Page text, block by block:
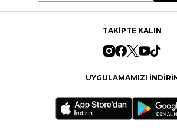
TAKİPTE KALIN
UYGULAMAMIZI